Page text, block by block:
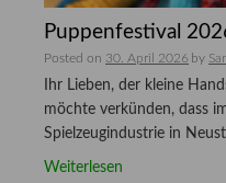
Puppenfestival
Posted on 30. April 2026 by
Ihr Lieben, der kleine
möchte verkünden, dass
Spielzeugindustrie in
Weiterlesen